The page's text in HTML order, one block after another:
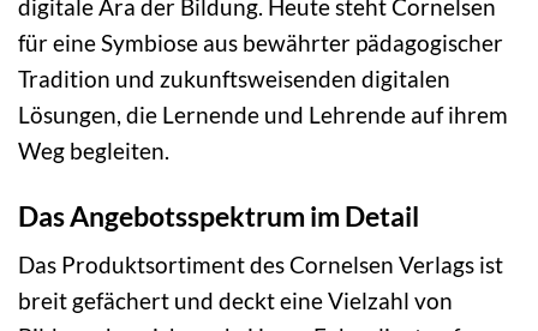
digitale Ära der Bildung. Heute steht Cornelsen
für eine Symbiose aus bewährter pädagogischer
Tradition und zukunftsweisenden digitalen
Lösungen, die Lernende und Lehrende auf ihrem
Weg begleiten.
Das Angebotsspektrum im Detail
Das Produktsortiment des Cornelsen Verlags ist
breit gefächert und deckt eine Vielzahl von